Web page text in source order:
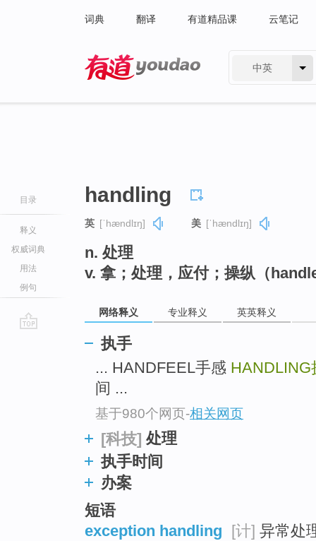
词典 翻译 有道精品课 云笔记
中英
目录
释义
权威词典
用法
例句
handling
英 [ˈhændlɪŋ] 美 [ˈhændlɪŋ]
n. 处理
v. 拿；处理，应付；操纵（
网络释义 专业释义 英英释义
执手
... HANDFEEL手感 HANDLING
间 ...
基于980个网页-相关网页
[科技] 处理
执手时间
办案
短语
exception handling [计] 异常处